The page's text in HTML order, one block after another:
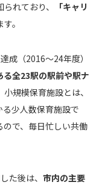
れており、
「キャリ
。
成（2016〜24年度）
る全23駅の駅前や駅ナ
規模保育施設とは、
少人数保育施設で
で、毎日忙しい共働
た後は、 市内の主要